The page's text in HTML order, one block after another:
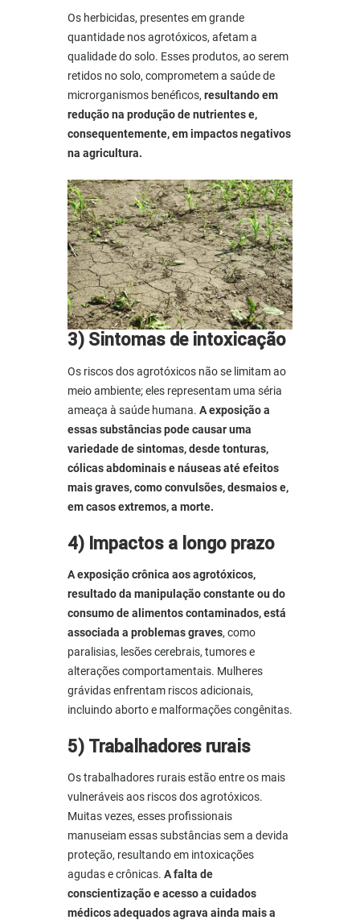
Os herbicidas, presentes em grande
quantidade nos agrotóxicos, afetam a
qualidade do solo. Esses produtos, ao serem
retidos no solo, comprometem a saúde de
microrganismos benéficos, resultando em
redução na produção de nutrientes e,
consequentemente, em impactos negativos
na agricultura.
3) Sintomas de intoxicação
Os riscos dos agrotóxicos não se limitam ao
meio ambiente; eles representam uma séria
ameaça à saúde humana. A exposição a
essas substâncias pode causar uma
variedade de sintomas, desde tonturas,
cólicas abdominais e náuseas até efeitos
mais graves, como convulsões, desmaios e,
em casos extremos, a morte.
4) Impactos a longo prazo
A exposição crônica aos agrotóxicos,
resultado da manipulação constante ou do
consumo de alimentos contaminados, está
associada a problemas graves, como
paralisias, lesões cerebrais, tumores e
alterações comportamentais. Mulheres
grávidas enfrentam riscos adicionais,
incluindo aborto e malformações congênitas.
5) Trabalhadores rurais
Os trabalhadores rurais estão entre os mais
vulneráveis aos riscos dos agrotóxicos.
Muitas vezes, esses profissionais
manuseiam essas substâncias sem a devida
proteção, resultando em intoxicações
agudas e crônicas. A falta de
conscientização e acesso a cuidados
médicos adequados agrava ainda mais a